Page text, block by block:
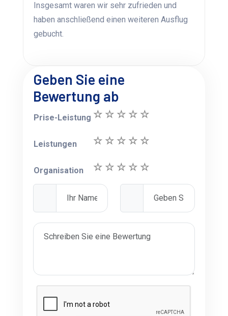
Insgesamt waren wir sehr zufrieden und
haben anschließend einen weiteren Ausflug
gebucht.
Geben Sie eine
Bewertung ab
Prise-Leistung
Leistungen
Organisation